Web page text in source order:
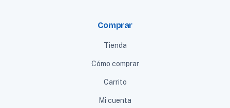
Comprar
Tienda
Cómo comprar
Carrito
Mi cuenta